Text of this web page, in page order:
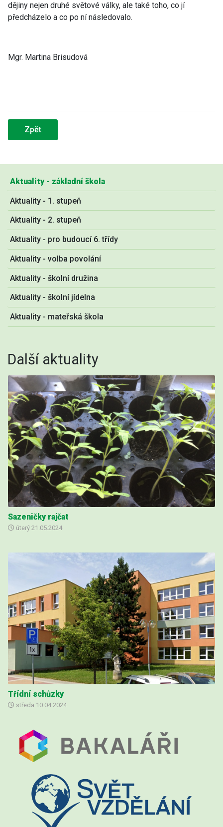
Aktuality - základní škola
Aktuality - 1. stupeň
Aktuality - 2. stupeň
Aktuality - pro budoucí 6. třídy
Aktuality - volba povolání
Aktuality - školní družina
Aktuality - školní jídelna
Aktuality - mateřská škola
Další aktuality
Sazeničky rajčat
úterý 21.05.2024
Třídní schůzky
středa 10.04.2024
dějiny nejen druhé světové války, ale také toho, co jí
předcházelo a co po ní následovalo.
Mgr. Martina Brisudová
Zpět